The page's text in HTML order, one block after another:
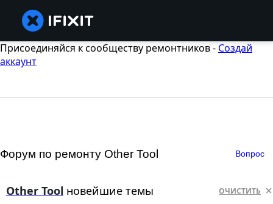
Присоединяйся к сообществу ремонтников - Создай
аккаунт
Форум по ремонту Other Tool Вопрос
Other Tool новейшие темы ОЧИСТИТЬ